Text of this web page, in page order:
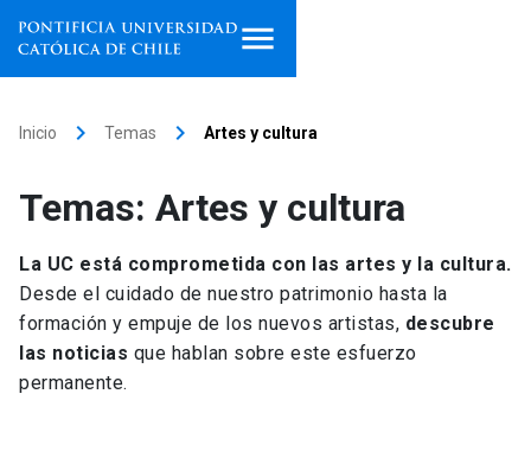
Facultades, escuelas e
institutos
Investigación
Internacionalización
Inicio keyboard_arrow_right Temas keyboard_arrow_right Artes y cultura
Temas: Artes y cultura
La UC está comprometida con las artes y la cultura.
Desde el cuidado de nuestro patrimonio hasta la
formación y empuje de los nuevos artistas, descubre
las noticias que hablan sobre este esfuerzo
permanente.